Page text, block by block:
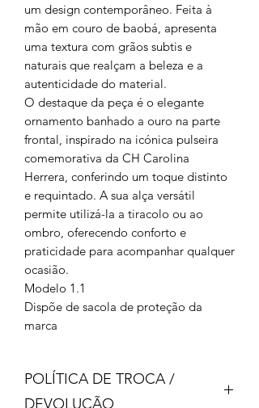
um design contemporâneo. Feita à
mão em couro de baobá, apresenta
uma textura com grãos subtis e
naturais que realçam a beleza e a
autenticidade do material.
O destaque da peça é o elegante
ornamento banhado a ouro na parte
frontal, inspirado na icónica pulseira
comemorativa da CH Carolina
Herrera, conferindo um toque distinto
e requintado. A sua alça versátil
permite utilizá-la a tiracolo ou ao
ombro, oferecendo conforto e
praticidade para acompanhar qualquer
ocasião.
Modelo 1.1
Dispõe de sacola de proteção da
marca
POLÍTICA DE TROCA /
DEVOLUÇÃO